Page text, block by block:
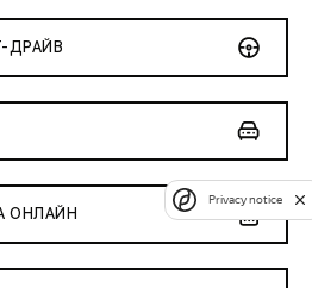
ДРАЙВ
ОНЛАЙН
Privacy notice